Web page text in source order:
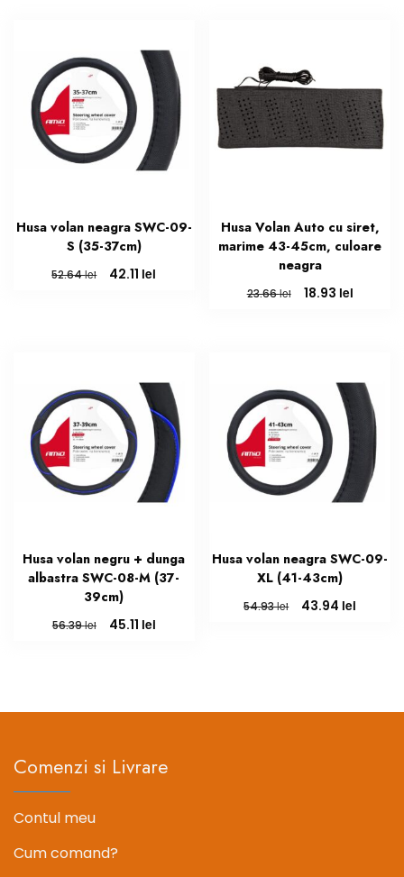
Husa volan neagra SWC-09-
S (35-37cm)
52.64lei
Prețul
42.11 lei
Husa Volan Auto cu siret,
marime 43-45cm, culoare
neagra
23.66lei
Prețul
18.93 leiPrețul
Husa volan negru + dunga
albastra SWC-08-M (37-
39cm)
56.39lei
Prețul
45.11 leiPrețul
Husa volan neagra SWC-09-
XL (41-43cm)
54.93lei
Prețul
43.94 lei
Comenzi si Livrare
Contul meu
Cum comand?